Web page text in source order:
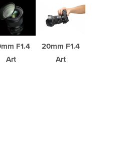
F1.4
Art
20mm F1.4
Art